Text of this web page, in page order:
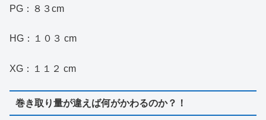
PG：８３cm
HG：１０３ cm
XG：１１２ cm
巻き取り量が違えば何がかわるのか？！